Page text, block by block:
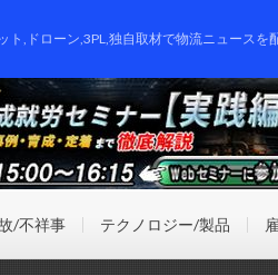
ト,ドローン,3PL,独自取材で物流ニュースを
/不祥事 テクノロジー/製品